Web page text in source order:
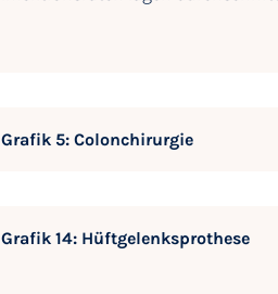
Grafik 5: Colonchirurgie
Grafik 14: Hüftgelenksprothese